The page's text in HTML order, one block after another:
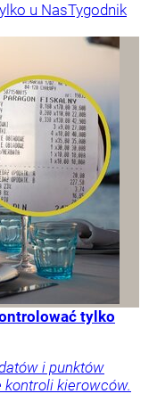
u NasTygodnik
tylko
i punktów
kontroli kierowców.